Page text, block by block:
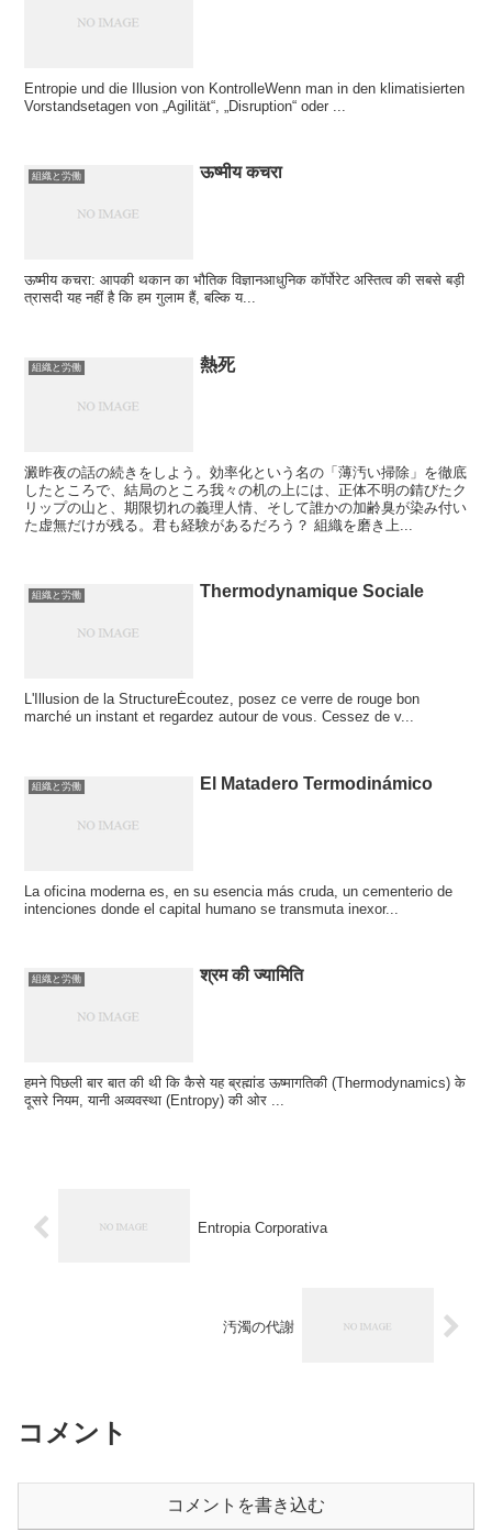
Entropie und die Illusion von KontrolleWenn man in den klimatisierten
Vorstandsetagen von „Agilität“, „Disruption“ oder ...
組織と労働 ऊष्मीय कचरा
ऊष्मीय कचरा: आपकी थकान का भौतिक विज्ञानआधुनिक कॉर्पोरेट अस्तित्व की सबसे बड़ी
त्रासदी यह नहीं है कि हम गुलाम हैं, बल्कि य...
組織と労働 熱死
澱昨夜の話の続きをしよう。効率化という名の「薄汚い掃除」を徹底
したところで、結局のところ我々の机の上には、正体不明の錆びたク
リップの山と、期限切れの義理人情、そして誰かの加齢臭が染み付い
た虚無だけが残る。君も経験があるだろう？ 組織を磨き上...
組織と労働 Thermodynamique Sociale
L'Illusion de la StructureÉcoutez, posez ce verre de rouge bon
marché un instant et regardez autour de vous. Cessez de v...
組織と労働 El Matadero Termodinámico
La oficina moderna es, en su esencia más cruda, un cementerio de
intenciones donde el capital humano se transmuta inexor...
組織と労働 श्रम की ज्यामिति
हमने पिछली बार बात की थी कि कैसे यह ब्रह्मांड ऊष्मागतिकी (Thermodynamics) के
दूसरे नियम, यानी अव्यवस्था (Entropy) की ओर ...
Entropia Corporativa
汚濁の代謝
コメント
コメントを書き込む